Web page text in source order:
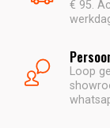
€ 95.
Loop